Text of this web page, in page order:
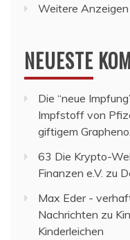
Weitere
NEUESTE
Die “neue
Impfstoff von
giftigem
63 Die Krypto-
Finanzen e.V. zu
Max Eder -
Nachrichten zu
Kinderleichen